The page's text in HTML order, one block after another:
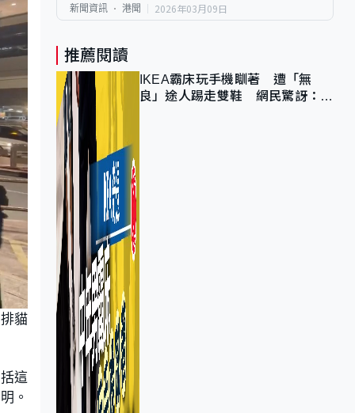
貓
這
。
新聞資訊 港聞 2026年03月09日
推薦閱讀
IKEA霸床玩手機瞓著 遭「無
良」途人踢走雙鞋 網民驚訝：冇